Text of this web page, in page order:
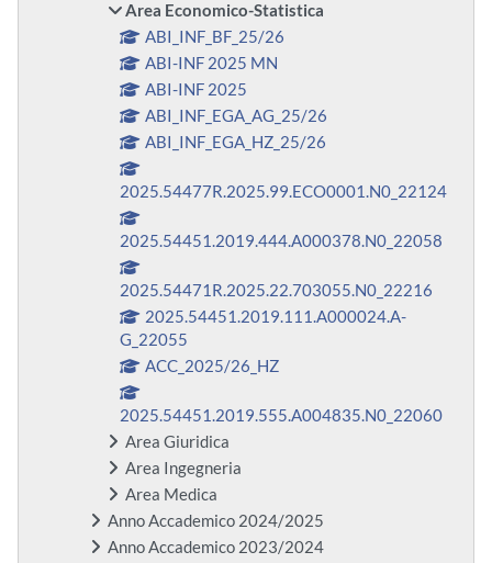
Area Economico-Statistica
ABI_INF_BF_25/26
ABI-INF 2025 MN
ABI-INF 2025
ABI_INF_EGA_AG_25/26
ABI_INF_EGA_HZ_25/26
2025.54477R.2025.99.ECO0001.N0_22124
2025.54451.2019.444.A000378.N0_22058
2025.54471R.2025.22.703055.N0_22216
2025.54451.2019.111.A000024.A-
G_22055
ACC_2025/26_HZ
2025.54451.2019.555.A004835.N0_22060
Area Giuridica
Area Ingegneria
Area Medica
Anno Accademico 2024/2025
Anno Accademico 2023/2024